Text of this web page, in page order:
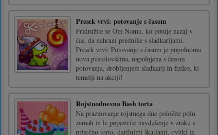
Presek vrvi: potovanje s časom
Pridružite se Om Nomu, ko potuje nazaj v
čas, da nahrani prednike s sladkarijami.
Presek vrvi: Potovanje s časom je popolnoma
nova pustolovščina, napolnjena s časom
potovanja, drobljenjem sladkarij in fiziko, ki
temelji na akciji!
Rojstnodnevna Bash torta
Na praznovanje rojstnega dne položite poln
zamah in le popestrite navdušenje v zraku s
prisrčno torto, darilnimi škatlami, ovitki in